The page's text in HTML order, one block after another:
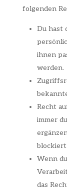
folgenden
Du hast
ihnen
werden.
Recht
immer
blockiert
Wenn
das